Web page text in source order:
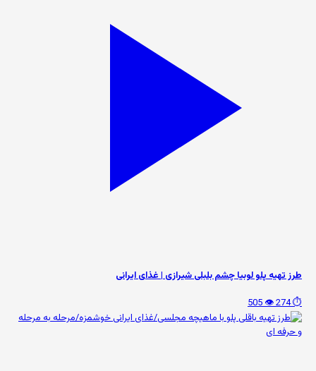
طرز تهیه پلو لوبیا چشم بلبلی شیرازی | غذای ایرانی
⏱️ 274
👁️ 505